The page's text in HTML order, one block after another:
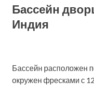
Бассейн
Индия
Бассейн расположен
окружен фресками с